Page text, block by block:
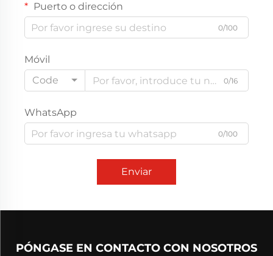
Puerto o dirección
0/100
Móvil
Code
0/16
WhatsApp
0/100
Enviar
PÓNGASE EN CONTACTO CON NOSOTROS